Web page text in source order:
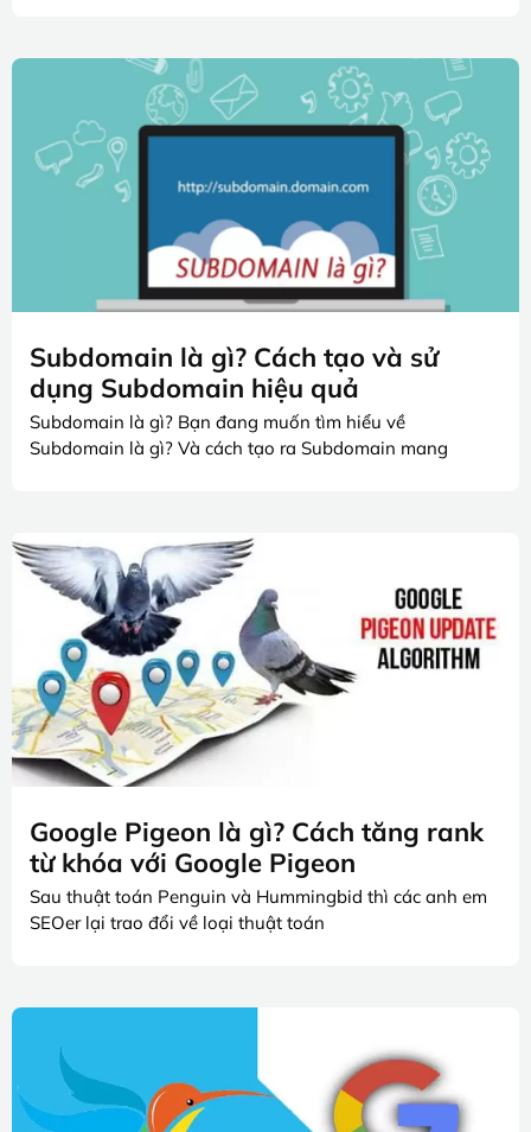
Subdomain là gì? Cách tạo và sử
dụng Subdomain hiệu quả
Subdomain là gì? Bạn đang muốn tìm hiểu về
Subdomain là gì? Và cách tạo ra Subdomain mang
Google Pigeon là gì? Cách tăng rank
từ khóa với Google Pigeon
Sau thuật toán Penguin và Hummingbid thì các anh em
SEOer lại trao đổi về loại thuật toán